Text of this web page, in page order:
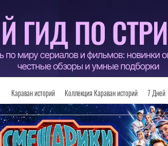
Караван историй Коллекция Караван историй 7 Дней